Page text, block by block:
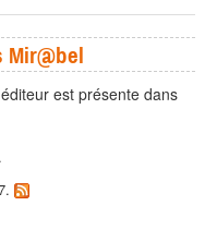
Mir@bel
est présente dans